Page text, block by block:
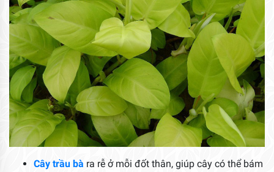
Cây trầu bà ra rễ ở mỗi đốt thân, giúp cây có thể bám